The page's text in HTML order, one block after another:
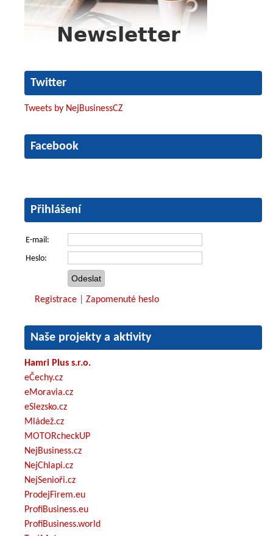
Twitter
Tweets by NejBusinessCZ
Facebook
Přihlášení
E-mail:
Heslo:
Registrace Zapomenuté heslo
Naše projekty a aktivity
Hamri Plus s.r.o.
eČechy.cz
eMoravia.cz
eSlezsko.cz
Mládež.cz
MOTORcheckUP
NejBusiness.cz
NejChlapi.cz
NejSenioři.cz
ProdejFirem.eu
ProfiBusiness.eu
ProfiBusiness.world